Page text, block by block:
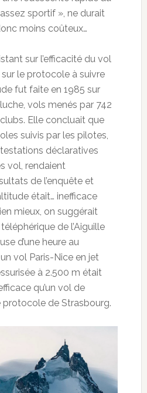
sportif », ne durait
moins coûteux…
sur l’efficacité du vol
le protocole à suivre
fut faite en 1985 sur
vols menés par 742
Elle concluait que
suivis par les pilotes,
déclaratives
vol, rendaient
de l’enquête et
était… inefficace
mieux, on suggérait
de l’Aiguille
d’une heure au
vol Paris-Nice en jet
à 2.500 m était
qu’un vol de
de Strasbourg.